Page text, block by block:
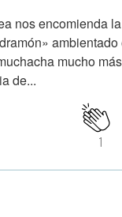
nos encomienda
ambientado
mucho
de...
1